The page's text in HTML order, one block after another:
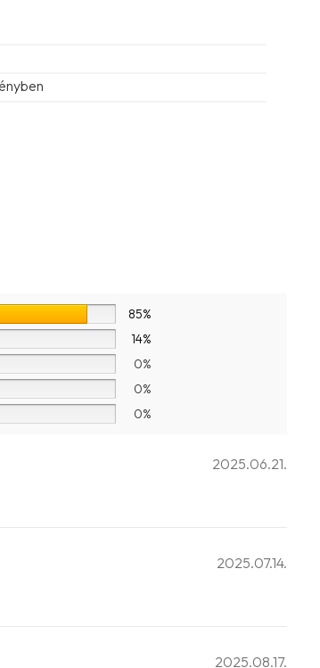
85%
14%
0%
0%
0%
2025.06.21.
2025.07.14.
2025.08.17.